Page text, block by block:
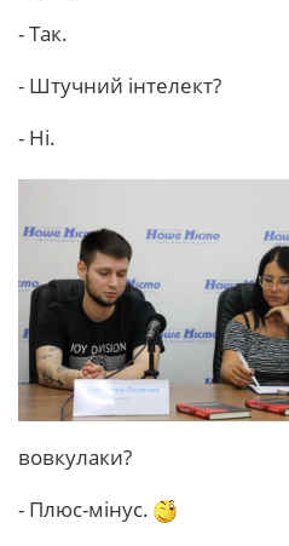
- Так.
- Штучний інтелект?
- Ні.
вовкулаки?
- Плюс-мінус.